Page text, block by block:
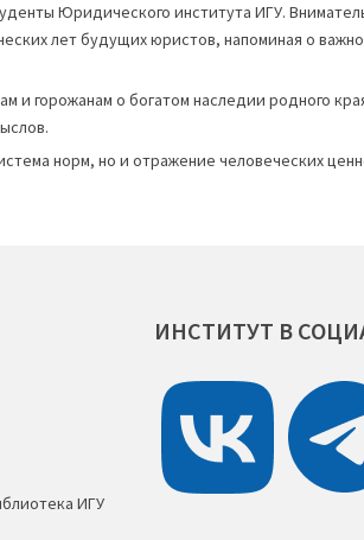
Юридического института ИГУ.
лет будущих юристов, напоминая о
горожанам о богатом наследии родного
норм, но и отражение человеческих
ИГУ
ИНСТИТУТ В